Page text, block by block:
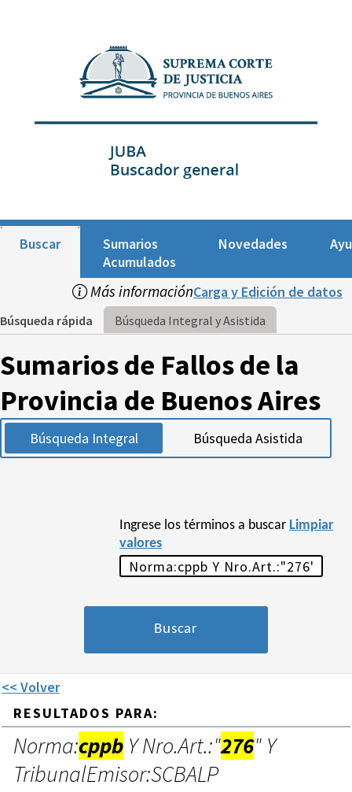
Buscar
Sumarios
Acumulados
Novedades
Más informaciónCarga y Edición de datos
Búsqueda rápida Búsqueda Integral y Asistida
Sumarios de Fallos de la
Provincia de Buenos Aires
Búsqueda Integral Búsqueda Asistida
Ingrese los términos a buscar Limpiar
valores
<< Volver
RESULTADOS PARA:
Norma:cppb Y Nro.Art.:"276" Y
TribunalEmisor:SCBALP